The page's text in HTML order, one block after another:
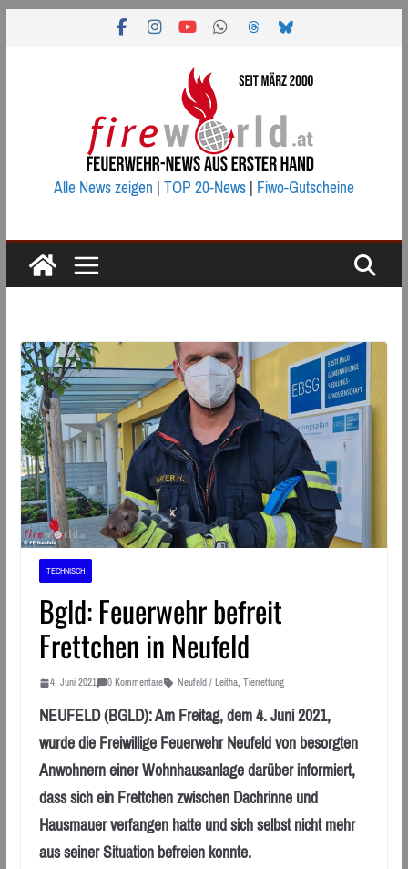
Alle News zeigen|TOP 20-News|Fiwo-Gutscheine
TECHNISCH
Bgld: Feuerwehr befreit
Frettchen in Neufeld
4. Juni 2021 0 Kommentare Neufeld / Leitha, Tierrettung
NEUFELD (BGLD): Am Freitag, dem 4. Juni 2021,
wurde die Freiwillige Feuerwehr Neufeld von besorgten
Anwohnern einer Wohnhausanlage darüber informiert,
dass sich ein Frettchen zwischen Dachrinne und
Hausmauer verfangen hatte und sich selbst nicht mehr
aus seiner Situation befreien konnte.